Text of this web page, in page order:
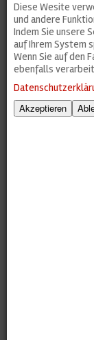
Diese Wesite
und andere
Indem Sie unsere
auf Ihrem System
Wenn Sie auf den
ebenfalls
Akzeptieren